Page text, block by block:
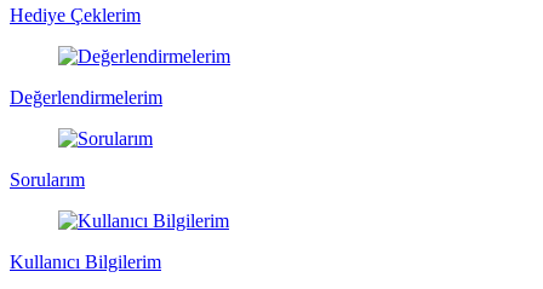
Hediye Çeklerim
Değerlendirmelerim
Sorularım
Kullanıcı Bilgilerim